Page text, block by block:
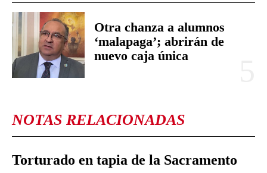
Otra chanza a alumnos
‘malapaga’; abrirán de
nuevo caja única
NOTAS RELACIONADAS
Torturado en tapia de la Sacramento